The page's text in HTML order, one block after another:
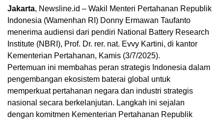
Jakarta, Newsline.id – Wakil Menteri Pertahanan Republik
Indonesia (Wamenhan RI) Donny Ermawan Taufanto
menerima audiensi dari pendiri National Battery Research
Institute (NBRI), Prof. Dr. rer. nat. Evvy Kartini, di kantor
Kementerian Pertahanan, Kamis (3/7/2025).
Pertemuan ini membahas peran strategis Indonesia dalam
pengembangan ekosistem baterai global untuk
memperkuat pertahanan negara dan industri strategis
nasional secara berkelanjutan. Langkah ini sejalan
dengan komitmen Kementerian Pertahanan Republik